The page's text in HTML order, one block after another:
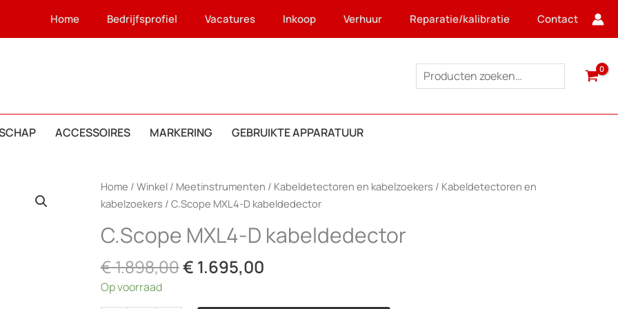
Home Bedrijfsprofiel Vacatures Inkoop Verhuur Reparatie/kalibratie Contact
Zoeken
ACCESSOIRES MARKERING GEBRUIKTE APPARATUUR
Home / Winkel/ Meetinstrumenten / Kabeldetectoren en kabelzoekers / Kabeldetectoren en
kabelzoekers / C.Scope MXL4-D kabeldedector
C.Scope MXL4-D kabeldedector
€1.898,00Oorspronkelijke
€ 1.695,00Huidige
Op voorraad